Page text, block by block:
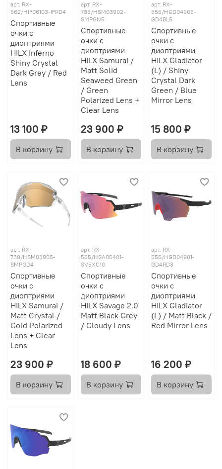
арт. RX-
562/HIF06103-IFRD4
Спортивные
очки с
диоптриями
HILX Inferno
Shiny Crystal
Dark Grey / Red
Lens
13 100 ₽
В корзину
арт. RX-
738/HSM03902-
SMPGN5
Спортивные
очки с
диоптриями
HILX Samurai /
Matt Solid
Seaweed Green
/ Green
Polarized Lens +
Clear Lens
23 900 ₽
В корзину
арт. RX-
555/HGD04905-
GD4BL5
Спортивные
очки с
диоптриями
HILX Gladiator
(L) / Shiny
Crystal Dark
Green / Blue
Mirror Lens
15 800 ₽
В корзину
арт. RX-
738/HSM03905-
SMPGD4
Спортивные
очки с
диоптриями
HILX Samurai /
Matt Crystal /
Gold Polarized
Lens + Clear
Lens
23 900 ₽
В корзину
арт. RX-
555/HSA05401-
SV5XC10
Спортивные
очки с
диоптриями
HILX Savage 2.0
Matt Black Grey
/ Cloudy Lens
18 600 ₽
В корзину
арт. RX-
555/HGD04901-
GD4RD3
Спортивные
очки с
диоптриями
HILX Gladiator
(L) / Matt Black /
Red Mirror Lens
16 200 ₽
В корзину